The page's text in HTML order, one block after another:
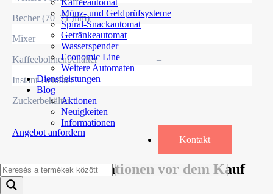
Kaffeeautomat
Münz- und Geldprüfsysteme
Spiral-Snackautomat
Getränkeautomat
Wasserspender
Economic Line
Weitere Automaten
Dienstleistungen
Blog
Aktionen
Neuigkeiten
Informationen
Kontakt
Becher (70–71 mm)
–
Mixer
–
Kaffeebohnenbehälter
–
Instant-Behälter
–
Zuckerbehälter
–
Angebot anfordern
Nützliche Informationen vor dem Kauf